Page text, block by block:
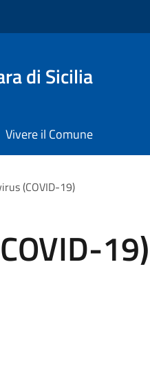
di Sicilia
Vivere il Comune
(COVID-19)
19)